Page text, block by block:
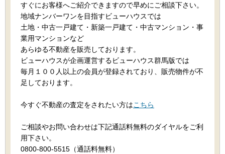
すぐにお客様へご紹介できますので早めにご相談下さい。
地域ナンバーワンを目指すビューハウスでは
土地・中古一戸建て・新築一戸建て・中古マンション・事
業用マンションなど
あらゆる不動産を販売しております。
ビューハウスが企画運営するビューハウス群馬版では
毎月１００人以上の会員が登録されており、販売物件が不
足しております。
今すぐ不動産の査定をされたい方はこちら
ご相談やお問い合わせは下記通話料無料のダイヤルをご利
用下さい。
0800-800-5515（通話料無料）